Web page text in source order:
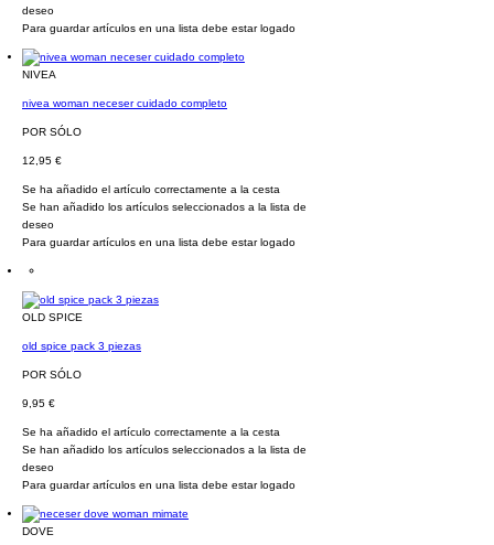
deseo
Para guardar artículos en una lista debe estar logado
NIVEA
nivea woman neceser cuidado completo
POR SÓLO
12,95 €
Se ha añadido el artículo correctamente a la cesta
Se han añadido los artículos seleccionados a la lista de
deseo
Para guardar artículos en una lista debe estar logado
OLD SPICE
old spice pack 3 piezas
POR SÓLO
9,95 €
Se ha añadido el artículo correctamente a la cesta
Se han añadido los artículos seleccionados a la lista de
deseo
Para guardar artículos en una lista debe estar logado
DOVE